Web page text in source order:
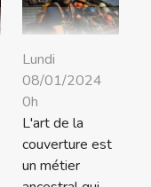
Lundi
08/01/2024
0h
L'art de la
couverture est
un métier